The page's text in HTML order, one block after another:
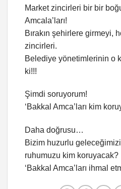
Market zincirleri bir bir
Amcala’ları!
Bırakın şehirlere girmeyi,
zincirleri.
Belediye yönetimlerinin o
ki!!!
Şimdi soruyorum!
‘Bakkal Amca’ları kim
Daha doğrusu…
Bizim huzurlu
ruhumuzu kim koruyacak?
‘Bakkal Amca’ları ihmal